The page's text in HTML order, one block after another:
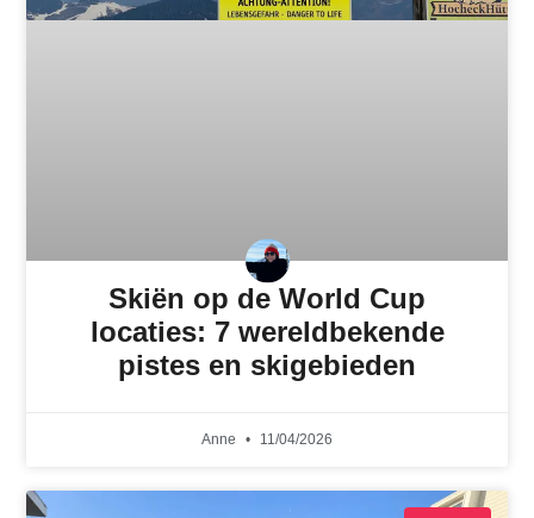
Skiën op de World Cup
locaties: 7 wereldbekende
pistes en skigebieden
Anne 11/04/2026